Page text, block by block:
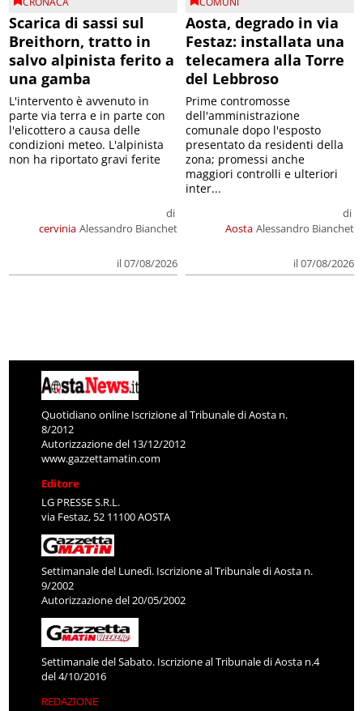
Scarica di sassi sul
Breithorn, tratto in
salvo alpinista ferito a
una gamba
cervinia
di
Alessandro Bianchet
il 07/08/2026
L'intervento è avvenuto in
parte via terra e in parte con
l'elicottero a causa delle
condizioni meteo. L'alpinista
non ha riportato gravi ferite
Aosta, degrado in via
Festaz: installata una
telecamera alla Torre
del Lebbroso
Aosta
di
Alessandro Bianchet
il 07/08/2026
Prime contromosse
dell'amministrazione
comunale dopo l'esposto
presentato da residenti della
zona; promessi anche
maggiori controlli e ulteriori
inter...
Quotidiano online Iscrizione al Tribunale di Aosta n.
8/2012
Autorizzazione del 13/12/2012
www.gazzettamatin.com
Editore
LG PRESSE S.R.L.
via Festaz, 52 11100 AOSTA
Settimanale del Lunedì. Iscrizione al Tribunale di Aosta n.
9/2002
Autorizzazione del 20/05/2002
Settimanale del Sabato. Iscrizione al Tribunale di Aosta n.4
del 4/10/2016
REDAZIONE